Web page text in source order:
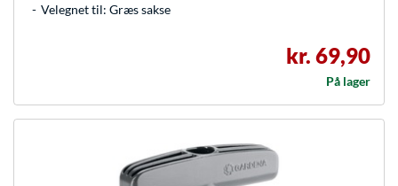
Velegnet til: Græs sakse
kr. 69,90
På lager